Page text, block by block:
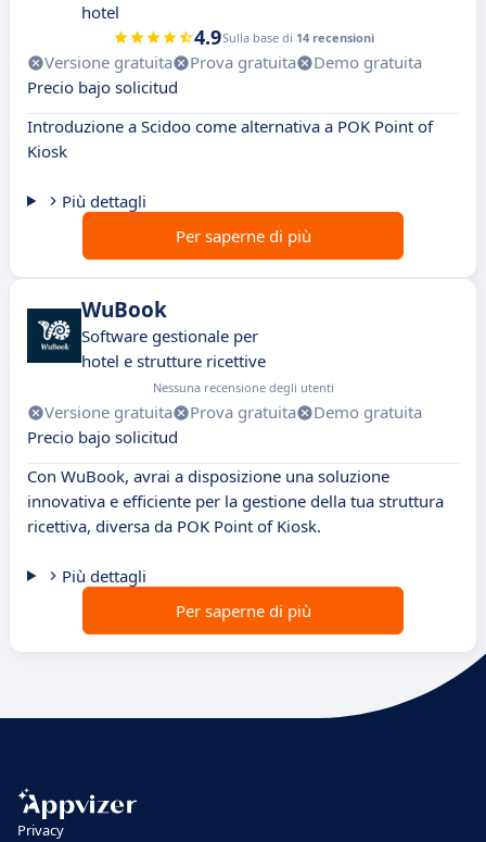
hotel
4.9Sulla base di 14 recensioni
Versione gratuita Prova gratuita
Demo gratuita
Precio bajo solicitud
Introduzione a Scidoo come alternativa a POK Point of
Kiosk
Più dettagli
Per saperne di più
WuBook
Software gestionale per
hotel e strutture ricettive
Nessuna recensione degli utenti
Versione gratuita Prova gratuita
Demo gratuita
Precio bajo solicitud
Con WuBook, avrai a disposizione una soluzione
innovativa e efficiente per la gestione della tua struttura
ricettiva, diversa da POK Point of Kiosk.
Più dettagli
Per saperne di più
Privacy